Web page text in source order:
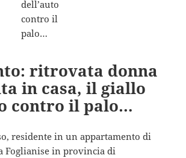
ritrovata donna
in casa, il giallo
contro il palo…
residente in un appartamento di
Foglianise in provincia di